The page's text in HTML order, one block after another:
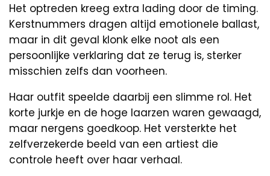
Het optreden kreeg extra lading door de timing.
Kerstnummers dragen altijd emotionele ballast,
maar in dit geval klonk elke noot als een
persoonlijke verklaring dat ze terug is, sterker
misschien zelfs dan voorheen.
Haar outfit speelde daarbij een slimme rol. Het
korte jurkje en de hoge laarzen waren gewaagd,
maar nergens goedkoop. Het versterkte het
zelfverzekerde beeld van een artiest die
controle heeft over haar verhaal.